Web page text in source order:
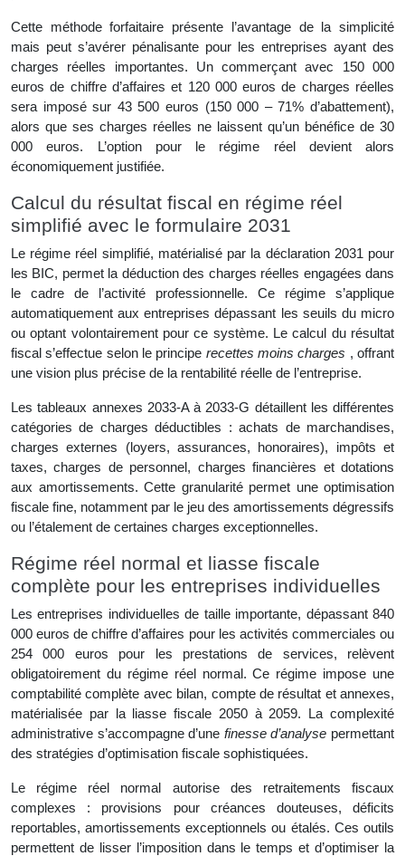
Cette méthode forfaitaire présente l’avantage de la simplicité
mais peut s’avérer pénalisante pour les entreprises ayant des
charges réelles importantes. Un commerçant avec 150 000
euros de chiffre d’affaires et 120 000 euros de charges réelles
sera imposé sur 43 500 euros (150 000 – 71% d’abattement),
alors que ses charges réelles ne laissent qu’un bénéfice de 30
000 euros. L’option pour le régime réel devient alors
économiquement justifiée.
Calcul du résultat fiscal en régime réel
simplifié avec le formulaire 2031
Le régime réel simplifié, matérialisé par la déclaration 2031 pour
les BIC, permet la déduction des charges réelles engagées dans
le cadre de l’activité professionnelle. Ce régime s’applique
automatiquement aux entreprises dépassant les seuils du micro
ou optant volontairement pour ce système. Le calcul du résultat
fiscal s’effectue selon le principe recettes moins charges , offrant
une vision plus précise de la rentabilité réelle de l’entreprise.
Les tableaux annexes 2033-A à 2033-G détaillent les différentes
catégories de charges déductibles : achats de marchandises,
charges externes (loyers, assurances, honoraires), impôts et
taxes, charges de personnel, charges financières et dotations
aux amortissements. Cette granularité permet une optimisation
fiscale fine, notamment par le jeu des amortissements dégressifs
ou l’étalement de certaines charges exceptionnelles.
Régime réel normal et liasse fiscale
complète pour les entreprises individuelles
Les entreprises individuelles de taille importante, dépassant 840
000 euros de chiffre d’affaires pour les activités commerciales ou
254 000 euros pour les prestations de services, relèvent
obligatoirement du régime réel normal. Ce régime impose une
comptabilité complète avec bilan, compte de résultat et annexes,
matérialisée par la liasse fiscale 2050 à 2059. La complexité
administrative s’accompagne d’une finesse d’analyse permettant
des stratégies d’optimisation fiscale sophistiquées.
Le régime réel normal autorise des retraitements fiscaux
complexes : provisions pour créances douteuses, déficits
reportables, amortissements exceptionnels ou étalés. Ces outils
permettent de lisser l’imposition dans le temps et d’optimiser la